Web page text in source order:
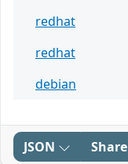
redhat
redhat
debian
JSON Share